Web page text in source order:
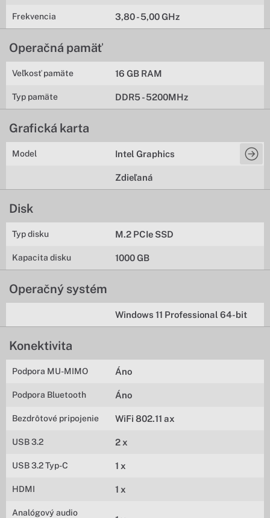
Frekvencia 3,80 - 5,00 GHz
Operačná pamäť
Veľkosť pamäte 16 GB RAM
Typ pamäte DDR5 - 5200MHz
Grafická karta
Model Intel Graphics
Zdieľaná
Disk
Typ disku M.2 PCIe SSD
Kapacita disku 1000 GB
Operačný systém
Windows 11 Professional 64-bit
Konektivita
Podpora MU-MIMO Áno
Podpora Bluetooth Áno
Bezdrôtové pripojenie WiFi 802.11 ax
USB 3.2 2 x
USB 3.2 Typ-C 1 x
HDMI 1 x
Analógový audio